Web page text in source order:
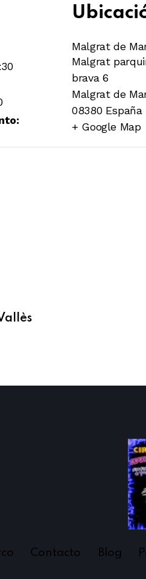
Malgrat de
Malgrat
brava 6
Malgrat de
08380 España
+ Google Map
Contacto Blog